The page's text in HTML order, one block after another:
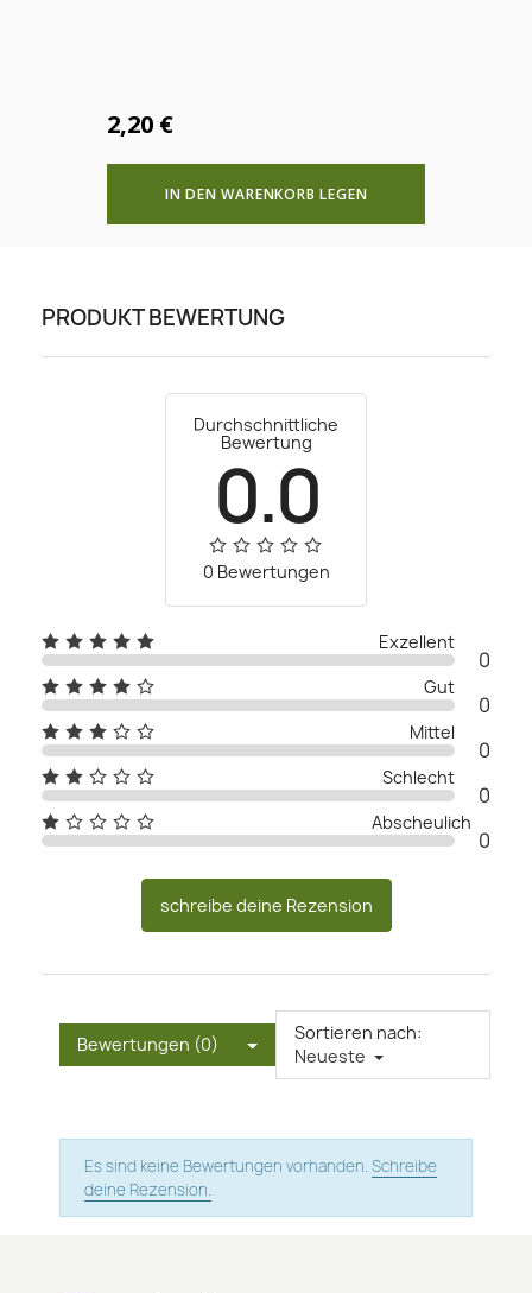
2,20 €
IN DEN WARENKORB LEGEN
PRODUKT BEWERTUNG
Durchschnittliche
Bewertung
0.0
0 Bewertungen
Exzellent
0
Gut
0
Mittel
0
Schlecht
0
Abscheulich
0
schreibe deine Rezension
Bewertungen (0)
Sortieren nach:
Neueste
Es sind keine Bewertungen vorhanden. Schreibe
deine Rezension.